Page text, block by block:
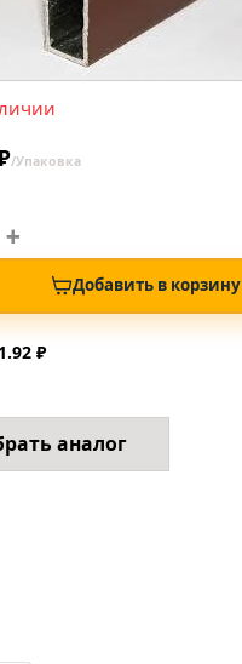
/Упаковка
Добавить в корзину
₽
аналог